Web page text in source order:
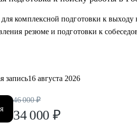
комплексной подготовки к выходу
резюме и подготовки к
запись16 августа 2026
46 000 ₽
34 000 ₽